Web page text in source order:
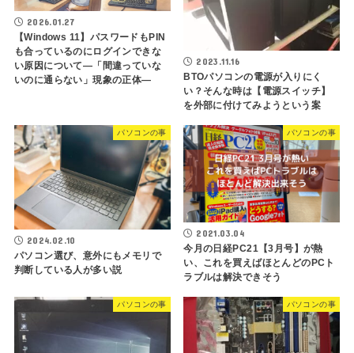
2026.01.27
【Windows 11】パスワードもPIN
も合っているのにログインできな
い原因について―「間違っていな
いのに通らない」現象の正体―
2023.11.16
BTOパソコンの電源が入りにく
い？そんな時は【電源スイッチ】
を外部に付けてみようという案
パソコンの事
2024.02.10
パソコン選び、意外にもメモリで
判断している人が多い説
パソコンの事
2021.03.04
今月の日経PC21【3月号】が熱
い、これを買えばほとんどのPCト
ラブルは解決できそう
パソコンの事 パソコンの事